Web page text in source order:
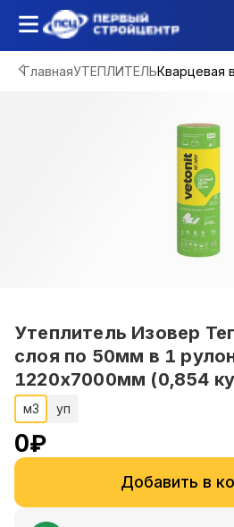
ГлавнаяУТЕПЛИТЕЛЬКварцевая
Утеплитель Изовер
слоя по 50мм в 1
1220х7000мм (0,854
м3 уп
0₽
Добавить в